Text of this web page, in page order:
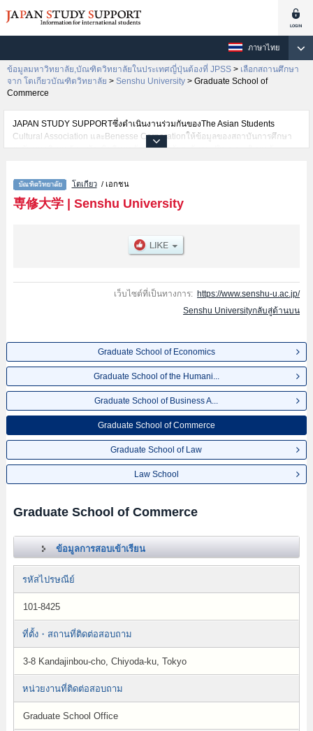
ภาษาไทย
ข้อมูลมหาวิทยาลัย,บัณฑิตวิทยาลัยในประเทศญี่ปุ่นต้องที่ JPSS > เลือกสถานศึกษา
จาก โตเกียวบัณฑิตวิทยาลัย > Senshu University > Graduate School of
Commerce
JAPAN STUDY SUPPORTซึ่งดำเนินงานร่วมกันของThe Asian Students
Cultural Association และBenesse Corporationให้ข้อมูลของสถาบันการศึกษา
ระดับมหาวิทยาลัย・บัณฑิตวิทยาลัย・วิทยาลัยระดับอนุปริญญา・วิทยาลัย
ชาติเช่นGraduate School of EconomicsหรือGraduate School of the
HumanitiesหรือGraduate School of Business AdministrationหรือGraduate
School of CommerceหรือGraduate School of LawหรือLaw School
ที่รับสมัครหรือจำนวนคนที่ผ่านการสอบคัดเลือกเป็นต้น,แนะนำสถานที่,การเดิน
ทางเป็นต้นไว้ด้วยดังนั้นขอเชิญใช้บริการค้นหาข้อมูลตามอัธยาศัย
โตเกียว/ เอกชน
専修大学| Senshu University
เว็บไซต์ที่เป็นทางการ: https://www.senshu-u.ac.jp/
Senshu Universityกลับสู่ด้านบน
Graduate School of Economics
Graduate School of the Humani...
Graduate School of Business A...
Graduate School of Commerce
Graduate School of Law
Law School
Graduate School of Commerce
ข้อมูลการสอบเข้าเรียน
รหัสไปรษณีย์
101-8425
ที่ตั้ง・สถานที่ติดต่อสอบถาม
3-8 Kandajinbou-cho, Chiyoda-ku, Tokyo
หน่วยงานที่ติดต่อสอบถาม
Graduate School Office